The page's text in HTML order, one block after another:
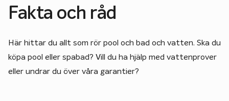
Fakta och råd
Här hittar du allt som rör pool och bad och vatten. Ska du
köpa pool eller spabad? Vill du ha hjälp med vattenprover
eller undrar du över våra garantier?